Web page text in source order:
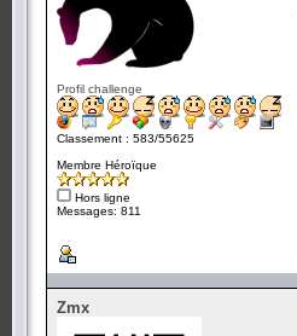
Profil challenge
Classement : 583/55625
Membre Héroïque
Hors ligne
Messages: 811
Zmx